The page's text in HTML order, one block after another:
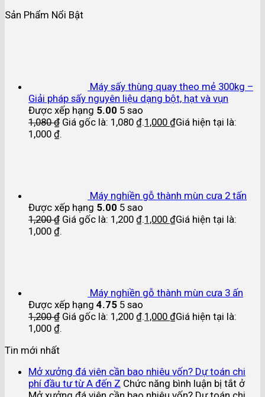
Sản Phẩm Nổi Bật
Máy sấy thùng quay theo mẻ 300kg –
Giải pháp sấy nguyên liệu dạng bột, hạt và vụn
Được xếp hạng 5.00 5 sao
1,080₫ Giá gốc là: 1,080 ₫.1,000 ₫Giá hiện tại là:
1,000 ₫.
Máy nghiền gỗ thành mùn cưa 2 tấn
Được xếp hạng 5.00 5 sao
1,200₫ Giá gốc là: 1,200 ₫.1,000 ₫Giá hiện tại là:
1,000 ₫.
Máy nghiền gỗ thành mùn cưa 3 ấn
Được xếp hạng 4.75 5 sao
1,200₫ Giá gốc là: 1,200 ₫.1,000 ₫Giá hiện tại là:
1,000 ₫.
Tin mới nhất
Mở xưởng đá viên cần bao nhiêu vốn? Dự toán chi
phí đầu tư từ A đến Z Chức năng bình luận bị tắt ở